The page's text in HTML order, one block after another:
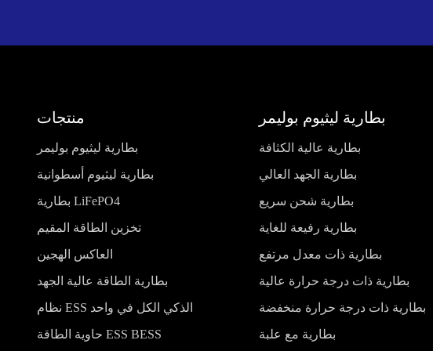
منتجات
بطارية ليثيوم بوليمر
بطارية ليثيوم أسطوانية
بطارية LiFePO4
تخزين الطاقة المقيم
العاكس الهجين
بطارية الطاقة عالية الجهد
نظام ESS الذكي الكل في واحد
حاوية الطاقة ESS BESS
بطارية ليثيوم بوليمر
بطارية عالية الكثافة
بطارية الجهد العالي
بطارية شحن سريع
بطارية رفيعة للغاية
بطارية ذات معدل مرتفع
بطارية ذات درجة حرارة عالية
بطارية ذات درجة حرارة منخفضة
بطارية مع علبة